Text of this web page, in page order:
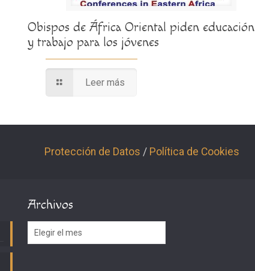
Obispos de África Oriental piden educación
y trabajo para los jóvenes
Leer más
Protección de Datos / Política de Cookies
Archivos
Archivos